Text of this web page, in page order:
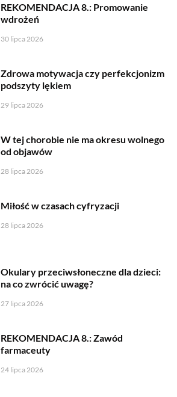
REKOMENDACJA 8.: Promowanie
wdrożeń
30 lipca 2026
Zdrowa motywacja czy perfekcjonizm
podszyty lękiem
29 lipca 2026
W tej chorobie nie ma okresu wolnego
od objawów
28 lipca 2026
Miłość w czasach cyfryzacji
28 lipca 2026
Okulary przeciwsłoneczne dla dzieci:
na co zwrócić uwagę?
27 lipca 2026
REKOMENDACJA 8.: Zawód
farmaceuty
24 lipca 2026